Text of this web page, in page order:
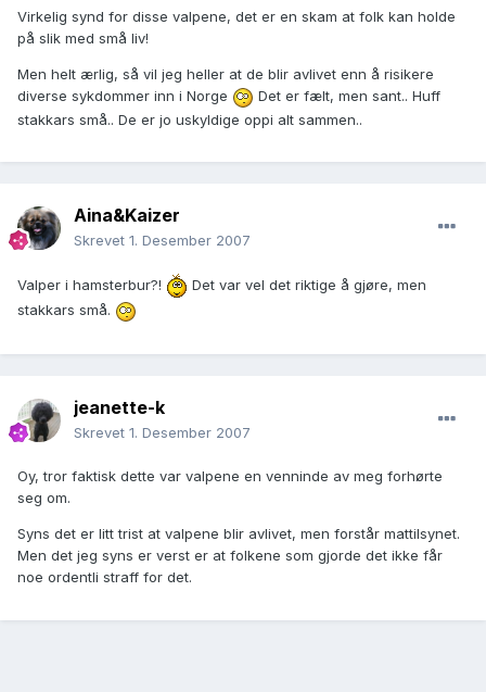
Virkelig synd for disse valpene, det er en skam at folk kan holde
på slik med små liv!
Men helt ærlig, så vil jeg heller at de blir avlivet enn å risikere
diverse sykdommer inn i Norge
Det er fælt, men sant.. Huff
stakkars små.. De er jo uskyldige oppi alt sammen..
Aina&Kaizer
Skrevet 1. Desember 2007
Valper i hamsterbur?!
Det var vel det riktige å gjøre, men
stakkars små.
jeanette-k
Skrevet 1. Desember 2007
Oy, tror faktisk dette var valpene en venninde av meg forhørte
seg om.
Syns det er litt trist at valpene blir avlivet, men forstår mattilsynet.
Men det jeg syns er verst er at folkene som gjorde det ikke får
noe ordentli straff for det.